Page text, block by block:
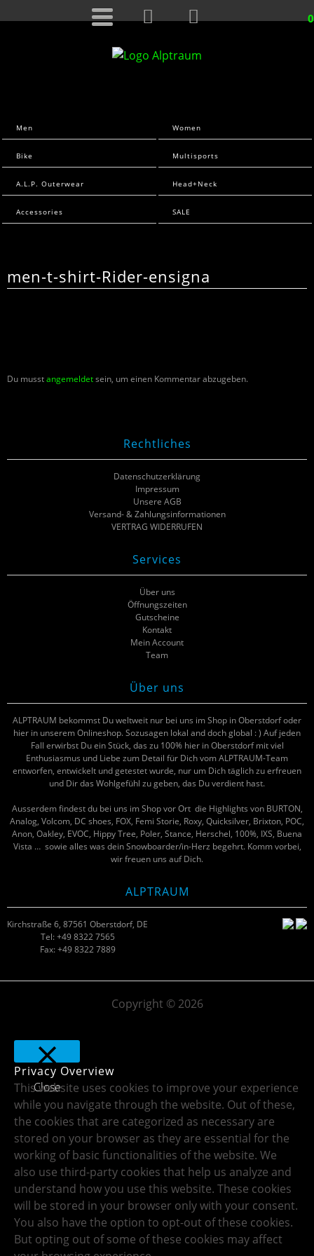
0
Men Women
Bike Multisports
A.L.P. Outerwear Head+Neck
Accessories SALE
men-t-shirt-Rider-ensigna
Du musstangemeldetsein, um einen Kommentar abzugeben.
Rechtliches
Datenschutzerklärung
Impressum
Unsere AGB
Versand- & Zahlungsinformationen
VERTRAG WIDERRUFEN
Services
Über uns
Öffnungszeiten
Gutscheine
Kontakt
Mein Account
Team
Über uns
ALPTRAUM bekommst Du weltweit nur bei uns im Shop in Oberstdorf oder
hier in unserem Onlineshop. Sozusagen lokal and doch global : ) Auf jeden
Fall erwirbst Du ein Stück, das zu 100% hier in Oberstdorf mit viel
Enthusiasmus und Liebe zum Detail für Dich vom ALPTRAUM-Team
entworfen, entwickelt und getestet wurde, nur um Dich täglich zu erfreuen
und Dir das Wohlgefühl zu geben, das Du verdient hast.
Ausserdem findest du bei uns im Shop vor Ort die Highlights von BURTON,
Analog, Volcom, DC shoes, FOX, Femi Storie, Roxy, Quicksilver, Brixton, POC,
Anon, Oakley, EVOC, Hippy Tree, Poler, Stance, Herschel, 100%, IXS, Buena
Vista … sowie alles was dein Snowboarder/in-Herz begehrt. Komm vorbei,
wir freuen uns auf Dich.
ALPTRAUM
Kirchstraße 6, 87561 Oberstdorf, DE
Tel: +49 8322 7565
Fax: +49 8322 7889
Copyright © 2026
Close
Privacy Overview
This website uses cookies to improve your experience
while you navigate through the website. Out of these,
the cookies that are categorized as necessary are
stored on your browser as they are essential for the
working of basic functionalities of the website. We
also use third-party cookies that help us analyze and
understand how you use this website. These cookies
will be stored in your browser only with your consent.
You also have the option to opt-out of these cookies.
But opting out of some of these cookies may affect